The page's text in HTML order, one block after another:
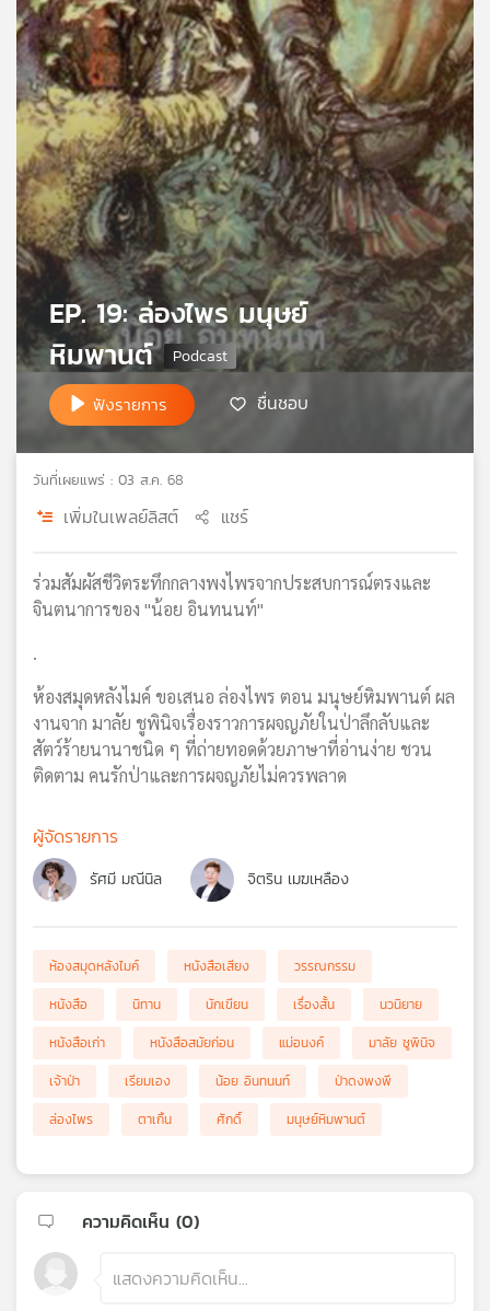
ข่าว
และ
กิจกรรม
เกี่ยว
กับ
เรา
เครือ
ข่าย
วิทยุ
ไทย
พี
วิทยุ
ข่าย
EP. 19: ล่องไพร มนุษย์
หิมพานต์
ฟังรายการ ชื่นชอบ
วันที่เผยแพร่ : 03 ส.ค. 68
เพิ่มในเพลย์ลิสต์ แชร์
ร่วมสัมผัสชีวิตระทึกกลางพงไพรจากประสบการณ์ตรงและ
จินตนาการของ "น้อย อินทนนท์"
.
ห้องสมุดหลังไมค์ ขอเสนอ ล่องไพร ตอน มนุษย์หิมพานต์ ผล
งานจาก มาลัย ชูพินิจเรื่องราวการผจญภัยในป่าลึกลับและ
สัตว์ร้ายนานาชนิด ๆ ที่ถ่ายทอดด้วยภาษาที่อ่านง่าย ชวน
ติดตาม คนรักป่าและการผจญภัยไม่ควรพลาด
ผู้จัดรายการ
รัศมี มณีนิล จิตริน เมฆเหลือง
ห้องสมุดหลังไมค์ หนังสือเสียง
วรรณกรรม
หนังสือ
นิทาน นักเขียน เรื่องสั้น
นวนิยาย
หนังสือเก่า
หนังสือสมัยก่อน แม่อนงค์
มาลัย ชูพินิจ
เจ้าป่า
เรียมเอง น้อย อินทนนท์
ป่าดงพงพี
ล่องไพร
ตาเกิ้น ศักดิ์ มนุษย์หิมพานต์
ความคิดเห็น (0)